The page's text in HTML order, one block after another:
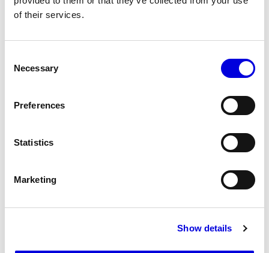
of their services.
Selection
Necessary
Preferences
Statistics
Marketing
Show details